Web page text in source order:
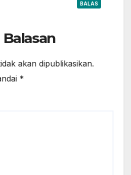
BALAS
akan dipublikasikan.
*